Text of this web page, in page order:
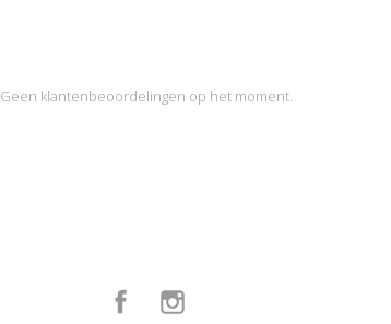
Geen klantenbeoordelingen op het moment.
Facebook